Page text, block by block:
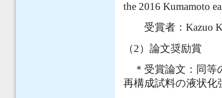
the 2016 Kumamoto
受賞者：Kazuo
（2）論文奨励賞
＊受賞論文：同等
再構成試料の液状化